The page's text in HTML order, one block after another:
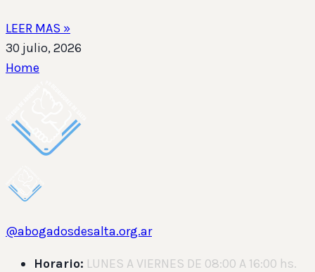
LEER MAS »
30 julio, 2026
Home
@abogadosdesalta.org.ar
Horario: LUNES A VIERNES DE 08:00 A 16:00 hs.